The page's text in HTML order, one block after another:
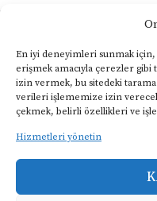
En iyi deneyimleri sunmak
erişmek amacıyla çerezler
izin vermek, bu sitedeki
verileri işlememize izin
çekmek, belirli özellikleri ve
Hizmetleri yönetin
KULLANIM ŞARTLARI
Gizlilik ve Çerezler Politikası
Yasal Uyarı